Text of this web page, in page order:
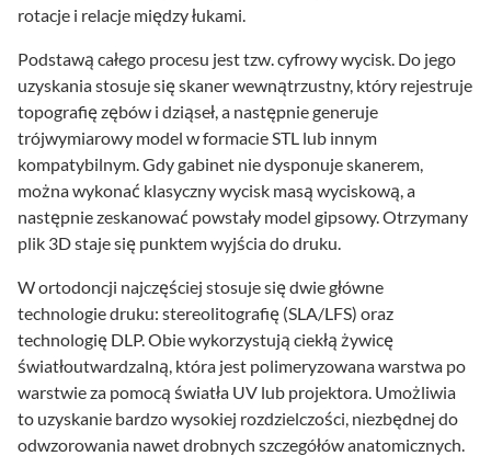
rotacje i relacje między łukami.
Podstawą całego procesu jest tzw. cyfrowy wycisk. Do jego
uzyskania stosuje się skaner wewnątrzustny, który rejestruje
topografię zębów i dziąseł, a następnie generuje
trójwymiarowy model w formacie STL lub innym
kompatybilnym. Gdy gabinet nie dysponuje skanerem,
można wykonać klasyczny wycisk masą wyciskową, a
następnie zeskanować powstały model gipsowy. Otrzymany
plik 3D staje się punktem wyjścia do druku.
W ortodoncji najczęściej stosuje się dwie główne
technologie druku: stereolitografię (SLA/LFS) oraz
technologię DLP. Obie wykorzystują ciekłą żywicę
światłoutwardzalną, która jest polimeryzowana warstwa po
warstwie za pomocą światła UV lub projektora. Umożliwia
to uzyskanie bardzo wysokiej rozdzielczości, niezbędnej do
odwzorowania nawet drobnych szczegółów anatomicznych.